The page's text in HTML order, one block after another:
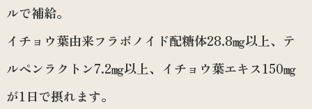
ルで補給。
イチョウ葉由来フラボノイド配糖体28.8㎎以上、テ
ルペンラクトン7.2㎎以上、イチョウ葉エキス150㎎
が1日で摂れます。